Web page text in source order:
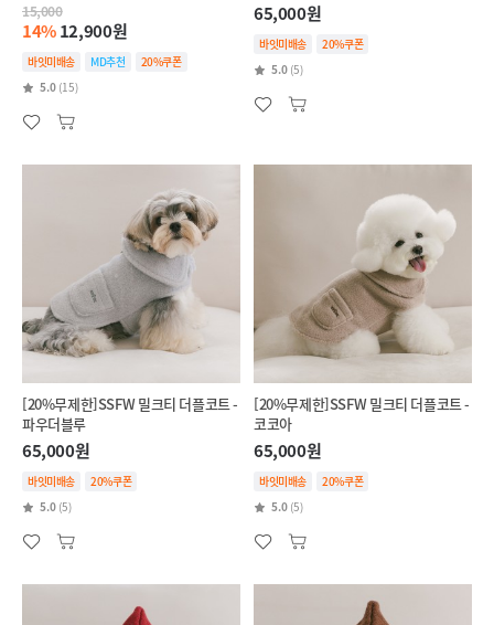
15,000
14%12,900원
바잇미배송 MD추천
20%쿠폰
5.0 (15)
65,000원
바잇미배송
20%쿠폰
5.0 (5)
[20%무제한]SSFW 밀크티 더플코트 -
파우더블루
65,000원
바잇미배송
20%쿠폰
5.0 (5)
[20%무제한]SSFW 밀크티 더플코트 -
코코아
65,000원
바잇미배송
20%쿠폰
5.0 (5)